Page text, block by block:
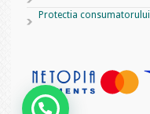
Protectia consumatorului